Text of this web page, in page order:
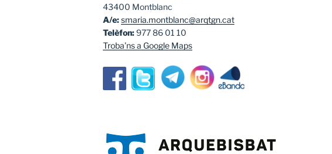
43400 Montblanc
A/e:smaria.montblanc@arqtgn.cat
Telèfon:977 86 01 10
Troba’ns a Google Maps